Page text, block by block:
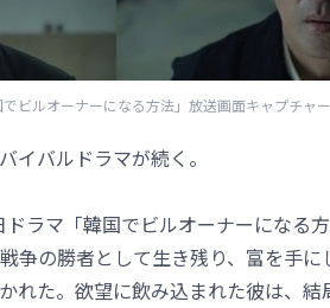
ビルオーナーになる方法」放送画面キャプチャー
イバルドラマが続く。
ラマ「韓国でビルオーナーになる
争の勝者として生き残り、富を手
れた。欲望に飲み込まれた彼は、結